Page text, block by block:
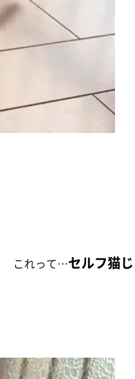
これって…セルフ猫